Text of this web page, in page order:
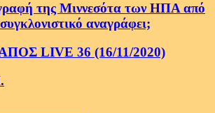
της Μιννεσότα των ΗΠΑ από
αναγράφει;
LIVE 36 (16/11/2020)